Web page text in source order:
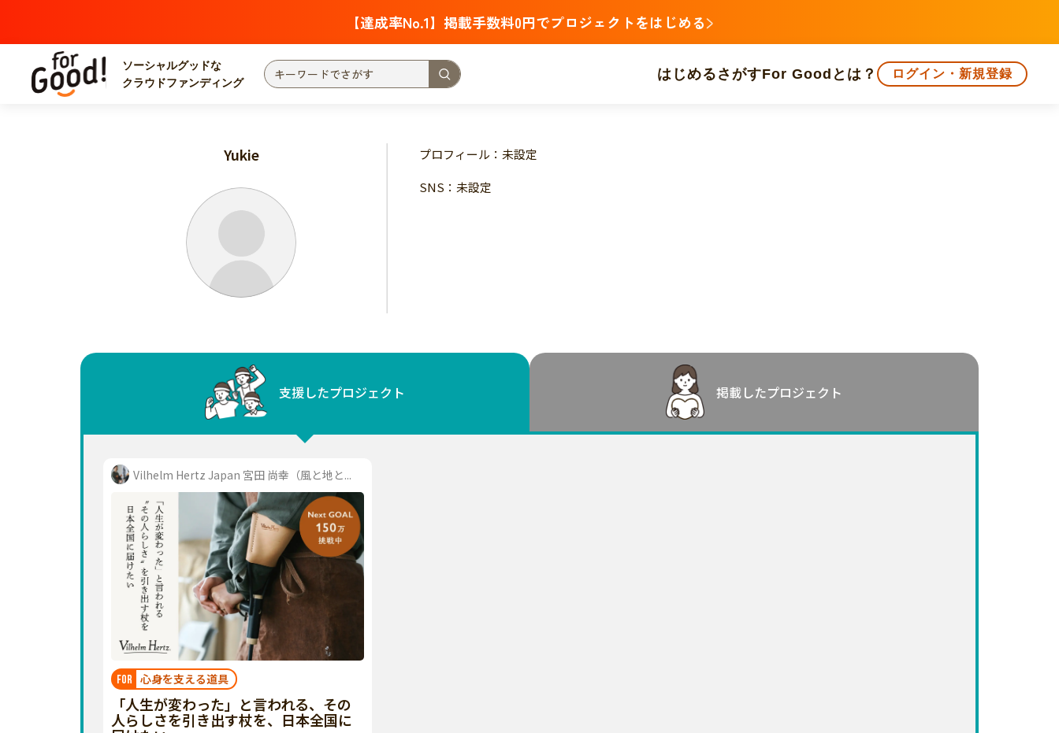
【達成率No.1】掲載手数料0円でプロジェクトをはじめる
ソーシャルグッドな
クラウドファンディング
はじめる さがすFor Goodとは？ ログイン・新規登録
支援金額が多い 支援人数が多い
国際協力 子ども・教育
災害
北海道・東北
関東
新潟
中国
四国
九州・沖縄 福岡 佐賀 長崎 熊本 大分 宮崎 鹿児島 沖縄
Yukie
プロフィール：未設定
SNS：未設定
支援したプロジェクト 掲載したプロジェクト
Vilhelm Hertz Japan 宮田 尚幸（風と地と...
FOR 心身を支える道具
「人生が変わった」と言われる、その
人らしさを引き出す杖を、日本全国に